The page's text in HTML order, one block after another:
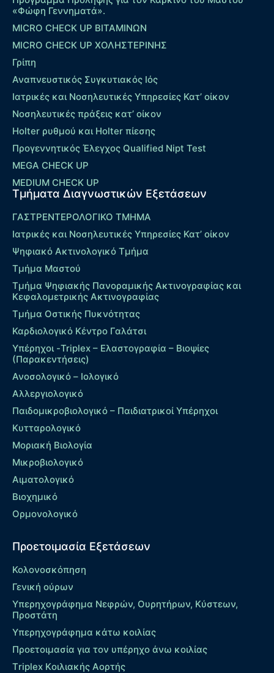
«Φώφη Γεννηματά».
MICRO CHECK UP ΒΙΤΑΜΙΝΩΝ
MICRO CHECK UP ΧΟΛΗΣΤΕΡΙΝΗΣ
Γρίπη
Αναπνευστικός Συγκυτιακός Ιός
Ιατρικές και Νοσηλευτικές Υπηρεσίες Κατ’ οίκον
Νοσηλευτικές πράξεις κατ’ οίκον
Holter ρυθμού και Holter πίεσης
Προγεννητικός Έλεγχος Qualified Nipt Test
MEGA CHECK UP
MEDIUM CHECK UP
Τμήματα Διαγνωστικών Εξετάσεων
ΓΑΣΤΡΕΝΤΕΡΟΛΟΓΙΚΟ ΤΜΗΜΑ
Ιατρικές και Νοσηλευτικές Υπηρεσίες Κατ’ οίκον
Ψηφιακό Ακτινολογικό Τμήμα
Τμήμα Μαστού
Τμήμα Ψηφιακής Πανοραμικής Ακτινογραφίας και
Κεφαλομετρικής Ακτινογραφίας
Τμήμα Οστικής Πυκνότητας
Καρδιολογικό Κέντρο Γαλάτσι
Υπέρηχοι -Triplex – Eλαστογραφία – Βιοψίες
(Παρακεντήσεις)
Ανοσολογικό – Ιολογικό
Αλλεργιολογικό
Παιδομικροβιολογικό – Παιδιατρικοί Υπέρηχοι
Κυτταρολογικό
Μοριακή Βιολογία
Μικροβιολογικό
Αιματολογικό
Βιοχημικό
Ορμονολογικό
Προετοιμασία Εξετάσεων
Κολονοσκόπηση
Γενική ούρων
Υπερηχογράφημα Νεφρών, Ουρητήρων, Κύστεων,
Προστάτη
Υπερηχογράφημα κάτω κοιλίας
Προετοιμασία για τον υπέρηχο άνω κοιλίας
Τriplex Kοιλιακής Αορτής